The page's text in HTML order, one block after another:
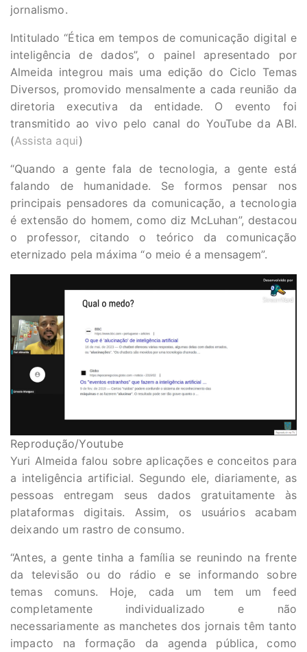
jornalismo.
Intitulado “Ética em tempos de comunicação digital e
inteligência de dados”, o painel apresentado por
Almeida integrou mais uma edição do Ciclo Temas
Diversos, promovido mensalmente a cada reunião da
diretoria executiva da entidade. O evento foi
transmitido ao vivo pelo canal do YouTube da ABI.
(Assista aqui)
“Quando a gente fala de tecnologia, a gente está
falando de humanidade. Se formos pensar nos
principais pensadores da comunicação, a tecnologia
é extensão do homem, como diz McLuhan”, destacou
o professor, citando o teórico da comunicação
eternizado pela máxima “o meio é a mensagem”.
Reprodução/Youtube
Yuri Almeida falou sobre aplicações e conceitos para
a inteligência artificial. Segundo ele, diariamente, as
pessoas entregam seus dados gratuitamente às
plataformas digitais. Assim, os usuários acabam
deixando um rastro de consumo.
“Antes, a gente tinha a família se reunindo na frente
da televisão ou do rádio e se informando sobre
temas comuns. Hoje, cada um tem um feed
completamente individualizado e não
necessariamente as manchetes dos jornais têm tanto
impacto na formação da agenda pública, como